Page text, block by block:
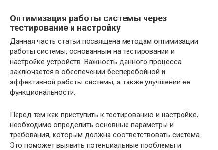
Оптимизация работы системы через
тестирование и настройку
Данная часть статьи посвящена методам оптимизации
работы системы, основанным на тестировании и
настройке устройств. Важность данного процесса
заключается в обеспечении бесперебойной и
эффективной работы системы, а также улучшении ее
функциональности.
Перед тем как приступить к тестированию и настройке,
необходимо определить основные параметры и
требования, которым должна соответствовать система.
Это поможет выявить потенциальные проблемы и